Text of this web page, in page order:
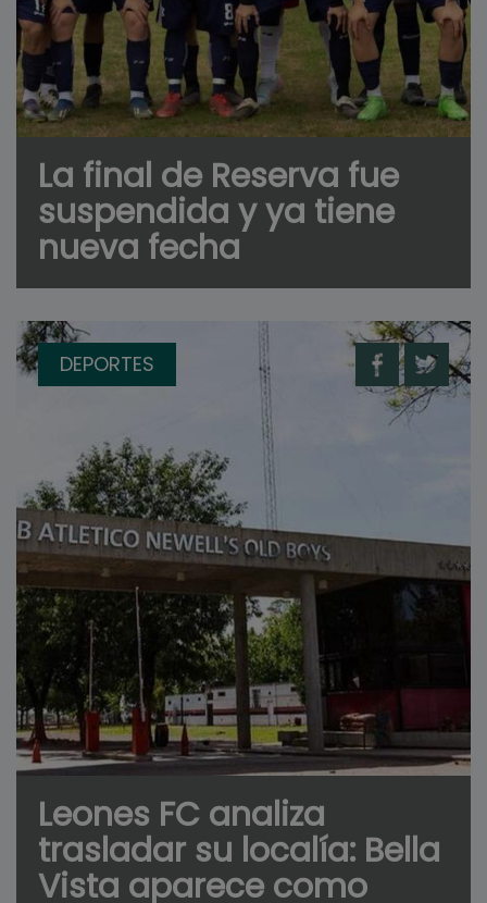
La final de Reserva fue
suspendida y ya tiene
nueva fecha
DEPORTES
Leones FC analiza
trasladar su localía: Bella
Vista aparece como